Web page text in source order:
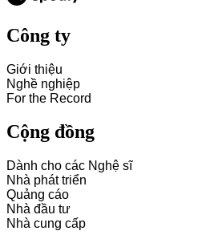
Công ty
Giới thiệu
Nghề nghiệp
For the Record
Cộng đồng
Dành cho các Nghệ sĩ
Nhà phát triển
Quảng cáo
Nhà đầu tư
Nhà cung cấp